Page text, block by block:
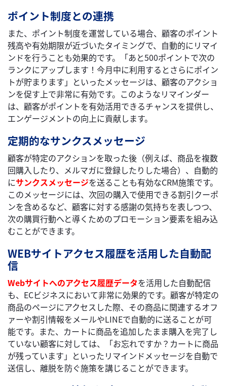
ポイント制度との連携
また、ポイント制度を運営している場合、顧客のポイント
残高や有効期限が近づいたタイミングで、自動的にリマイ
ンドを行うことも効果的です。「あと500ポイントで次の
ランクにアップします！今月中に利用するとさらにポイン
トが貯まります」といったメッセージは、顧客のアクショ
ンを促す上で非常に有効です。このようなリマインダー
は、顧客がポイントを有効活用できるチャンスを提供し、
エンゲージメントの向上に貢献します。
定期的なサンクスメッセージ
顧客が特定のアクションを取った後（例えば、商品を複数
回購入したり、メルマガに登録したりした場合）、自動的
にサンクスメッセージを送ることも有効なCRM施策です。
このメッセージには、次回の購入で使用できる割引クーポ
ンを含めるなど、顧客に対する感謝の気持ちを表しつつ、
次の購買行動へと導くためのプロモーション要素を組み込
むことができます。
WEBサイトアクセス履歴を活用した自動配
信
Webサイトへのアクセス履歴データを活用した自動配信
も、ECビジネスにおいて非常に効果的です。顧客が特定の
商品のページにアクセスした際、その商品に関連するオフ
ァーや割引情報をメールやLINEで自動的に送ることが可
能です。また、カートに商品を追加したまま購入を完了し
ていない顧客に対しては、「お忘れですか？カートに商品
が残っています」といったリマインドメッセージを自動で
送信し、離脱を防ぐ施策を講じることができます。